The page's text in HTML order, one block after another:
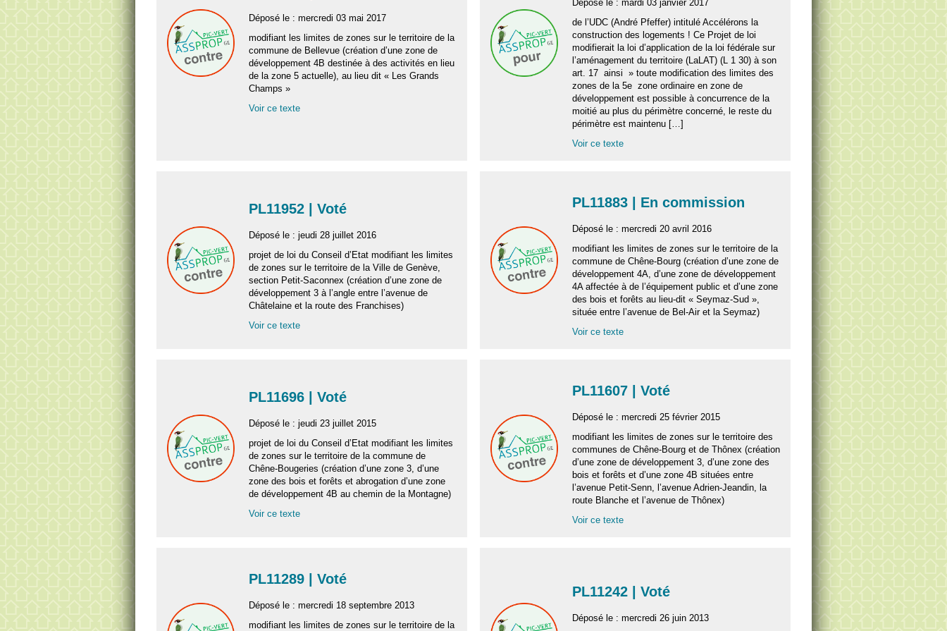
Déposé le : mercredi 03 mai 2017
modifiant les limites de zones sur le territoire de la
commune de Bellevue (création d’une zone de
développement 4B destinée à des activités en lieu
de la zone 5 actuelle), au lieu dit « Les Grands
Champs »
Voir ce texte
Déposé le : mardi 03 janvier 2017
de l’UDC (André Pfeffer) intitulé Accélérons la
construction des logements ! Ce Projet de loi
modifierait la loi d’application de la loi fédérale sur
l’aménagement du territoire (LaLAT) (L 1 30) à son
art. 17 ainsi » toute modification des limites des
zones de la 5e zone ordinaire en zone de
développement est possible à concurrence de la
moitié au plus du périmètre concerné, le reste du
périmètre est maintenu […]
Voir ce texte
PL11952 | Voté
Déposé le : jeudi 28 juillet 2016
projet de loi du Conseil d’Etat modifiant les limites
de zones sur le territoire de la Ville de Genève,
section Petit-Saconnex (création d’une zone de
développement 3 à l’angle entre l’avenue de
Châtelaine et la route des Franchises)
Voir ce texte
PL11883 | En commission
Déposé le : mercredi 20 avril 2016
modifiant les limites de zones sur le territoire de la
commune de Chêne-Bourg (création d’une zone de
développement 4A, d’une zone de développement
4A affectée à de l’équipement public et d’une zone
des bois et forêts au lieu-dit « Seymaz-Sud »,
située entre l’avenue de Bel-Air et la Seymaz)
Voir ce texte
PL11696 | Voté
Déposé le : jeudi 23 juillet 2015
projet de loi du Conseil d’Etat modifiant les limites
de zones sur le territoire de la commune de
Chêne-Bougeries (création d’une zone 3, d’une
zone des bois et forêts et abrogation d’une zone
de développement 4B au chemin de la Montagne)
Voir ce texte
PL11607 | Voté
Déposé le : mercredi 25 février 2015
modifiant les limites de zones sur le territoire des
communes de Chêne-Bourg et de Thônex (création
d’une zone de développement 3, d’une zone des
bois et forêts et d’une zone 4B situées entre
l’avenue Petit-Senn, l’avenue Adrien-Jeandin, la
route Blanche et l’avenue de Thônex)
Voir ce texte
PL11289 | Voté
Déposé le : mercredi 18 septembre 2013
modifiant les limites de zones sur le territoire de la
PL11242 | Voté
Déposé le : mercredi 26 juin 2013